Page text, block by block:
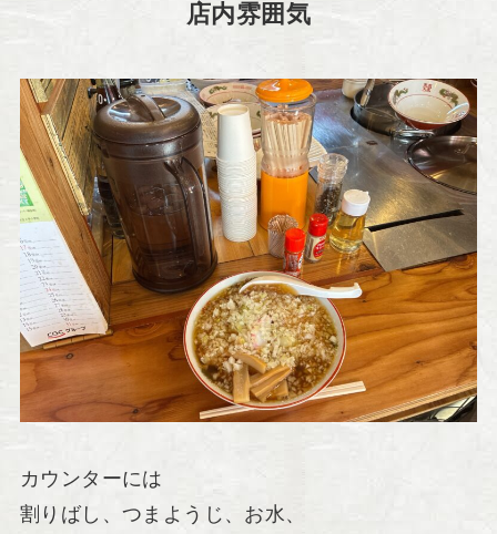
店内雰囲気
カウンターには
割りばし、つまようじ、お水、